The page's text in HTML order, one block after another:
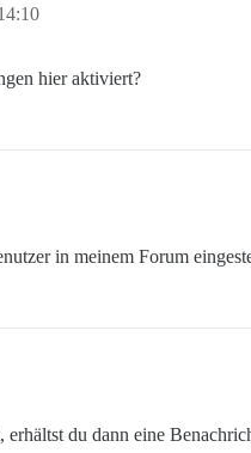
hier aktiviert?
in meinem Forum
du dann eine